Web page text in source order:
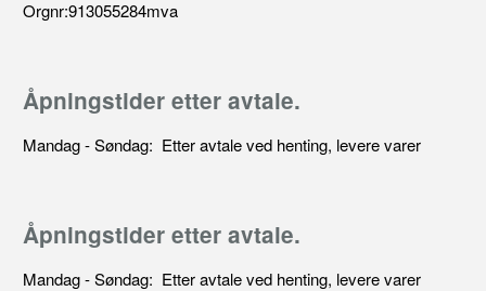
Orgnr:913055284mva
Åpningstider etter avtale.
Mandag - Søndag: Etter avtale ved henting, levere varer
Åpningstider etter avtale.
Mandag - Søndag: Etter avtale ved henting, levere varer